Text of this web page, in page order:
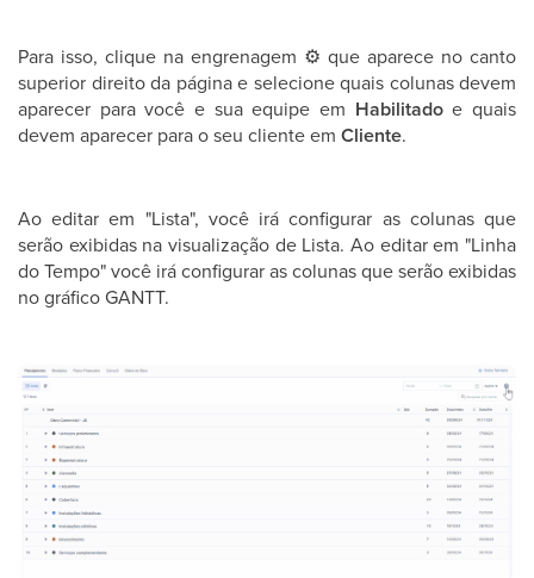
Para isso, clique na engrenagem ⚙ que aparece no canto
superior direito da página e selecione quais colunas devem
aparecer para você e sua equipe em Habilitadoe quais
devem aparecer para o seu cliente em Cliente.
Ao editar em "Lista", você irá configurar as colunas que
serão exibidas na visualização de Lista. Ao editar em "Linha
do Tempo" você irá configurar as colunas que serão exibidas
no gráfico GANTT.